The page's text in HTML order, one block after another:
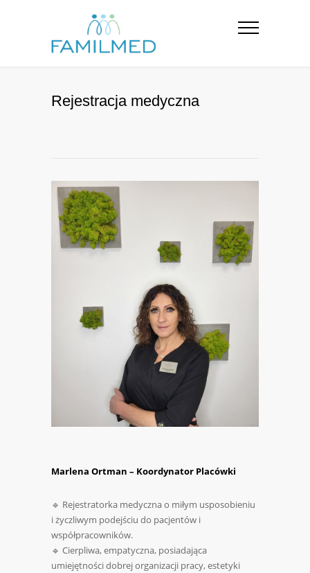
Rejestracja medyczna
Marlena Ortman – Koordynator Placówki
🔹 Rejestratorka medyczna o miłym usposobieniu
i życzliwym podejściu do pacjentów i
współpracowników.
🔹 Cierpliwa, empatyczna, posiadająca
umiejętności dobrej organizacji pracy, estetyki